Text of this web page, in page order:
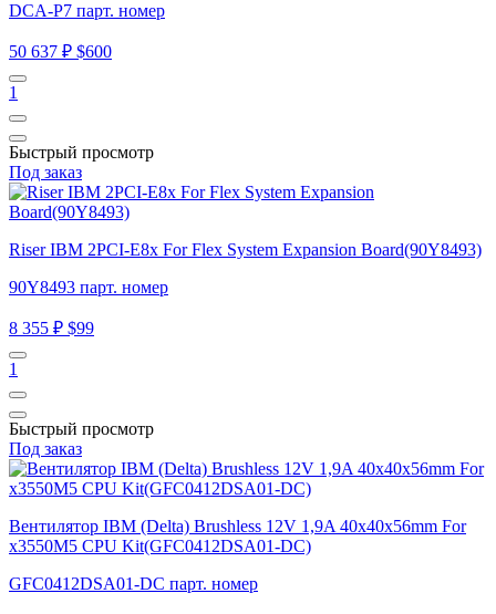
DCA-P7 парт. номер
50 637 ₽ $600
1
Быстрый просмотр
Под заказ
Riser IBM 2PCI-E8x For Flex System Expansion Board(90Y8493)
90Y8493 парт. номер
8 355 ₽ $99
1
Быстрый просмотр
Под заказ
Вентилятор IBM (Delta) Brushless 12V 1,9A 40x40x56mm For
x3550M5 CPU Kit(GFC0412DSA01-DC)
GFC0412DSA01-DC парт. номер